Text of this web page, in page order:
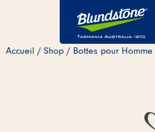
Accueil / Shop / Bottes pour Homme